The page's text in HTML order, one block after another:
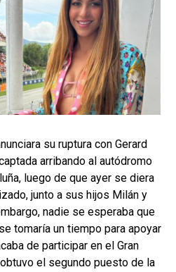
su ruptura con Gerard
arribando al autódromo
luego de que ayer se diera
junto a sus hijos Milán y
nadie se esperaba que
tomaría un tiempo para apoyar
de participar en el Gran
el segundo puesto de la